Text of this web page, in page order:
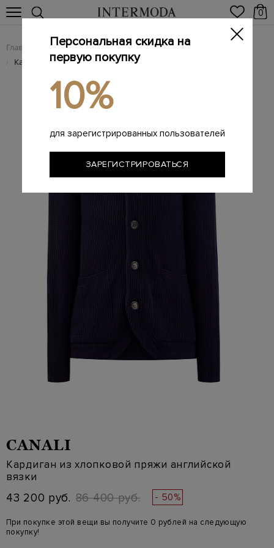
0
Главная Мужчинам / Одежда / Трикотаж
/ Кардиган из хлопковой пряжи английской вязки
CANALI
Кардиган из хлопковой пряжи английской
вязки
43 200 руб. 86 400 руб. - 50%
При покупке этой вещи вы получите 0 рублей на следующую
покупку!
Персональная скидка на
первую покупку
10%
для зарегистрированных пользователей
ЗАРЕГИСТРИРОВАТЬСЯ